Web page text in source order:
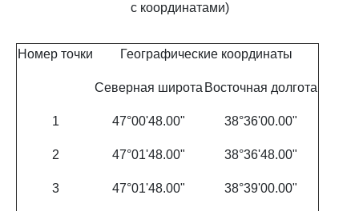
с координатами)
Номер точки Географические координаты
Северная широта Восточная долгота
1 47°00'48.00" 38°36'00.00"
2 47°01'48.00" 38°36'48.00"
3 47°01'48.00" 38°39'00.00"